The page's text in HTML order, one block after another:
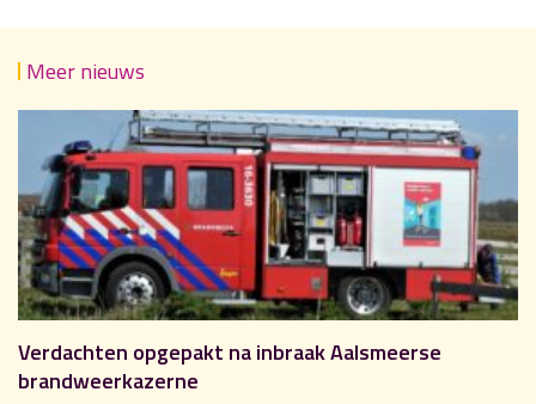
Meer nieuws
Verdachten opgepakt na inbraak Aalsmeerse
brandweerkazerne